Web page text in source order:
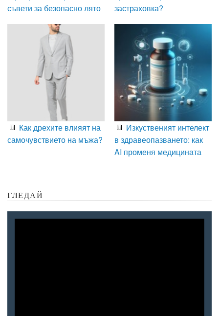
съвети за безопасно лято
застраховка?
Как дрехите влияят на
самочувствието на мъжа?
Изкуственият интелект
в здравеопазването: как
AI променя медицината
ГЛЕДАЙ